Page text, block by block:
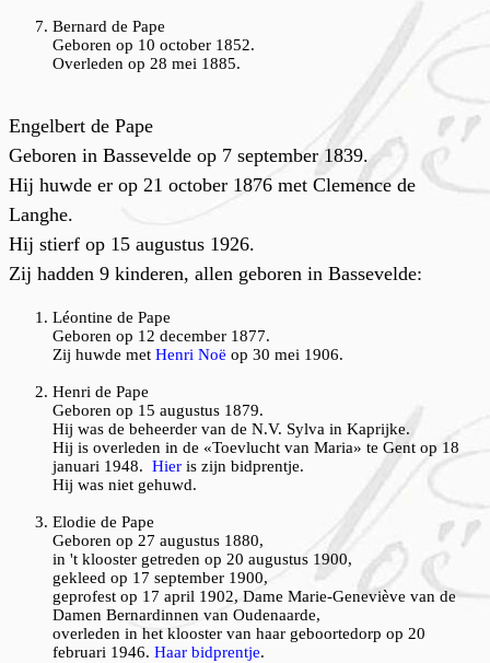
Bernard de Pape
Geboren op 10 october 1852.
Overleden op 28 mei 1885.
Engelbert de Pape
Geboren in Bassevelde op 7 september 1839.
Hij huwde er op 21 october 1876 met Clemence de
Langhe.
Hij stierf op 15 augustus 1926.
Zij hadden 9 kinderen, allen geboren in Bassevelde:
Léontine de Pape
Geboren op 12 december 1877.
Zij huwde met Henri Noë op 30 mei 1906.
Henri de Pape
Geboren op 15 augustus 1879.
Hij was de beheerder van de N.V. Sylva in Kaprijke.
Hij is overleden in de «Toevlucht van Maria» te Gent op 18
januari 1948. Hier is zijn bidprentje.
Hij was niet gehuwd.
Elodie de Pape
Geboren op 27 augustus 1880,
in 't klooster getreden op 20 augustus 1900,
gekleed op 17 september 1900,
geprofest op 17 april 1902, Dame Marie-Geneviève van de
Damen Bernardinnen van Oudenaarde,
overleden in het klooster van haar geboortedorp op 20
februari 1946. Haar bidprentje.